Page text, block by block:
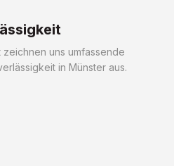
uns umfassende
in Münster aus.